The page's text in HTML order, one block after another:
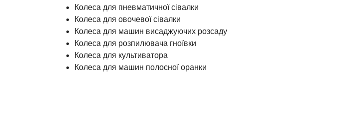
Колеса для пневматичної сівалки
Колеса для овочевої сівалки
Колеса для машин висаджуючих розсаду
Колеса для розпилювача гноївки
Колеса для культиватора
Колеса для машин полосної оранки